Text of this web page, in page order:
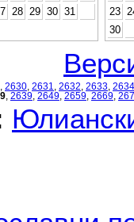
28 29 30 31
23
30
2630 2631 2632 2633 2634
2639 2649 2659 2669